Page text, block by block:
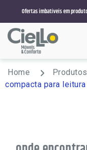
Ofertas imbatíveis em
Menu
Busque por
Sofá
Home Produtos
compacta para